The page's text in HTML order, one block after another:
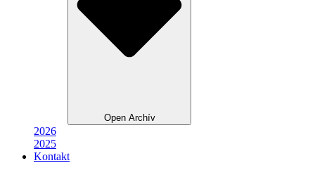
Open Archív
2026
2025
Kontakt